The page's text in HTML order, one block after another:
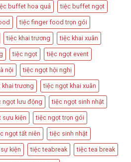
Kế
Bàn
Tiệc
Hấp
Dẫn
Dùng
Trong
Các
Sự
Kiện
Quan
Trọng
buffet hoa quả tiệc buffet ngọt
tiệc finger food trọn gói
tiệc khai trương tiệc khai xuân
tiệc ngọt tiệc ngọt event
nội tiệc ngọt hội nghị
trương tiệc ngọt khai xuân
ngọt lưu động tiệc ngọt sinh nhật
sựu kiện tiệc ngọt trọn gói
ngọt tất niên tiệc sinh nhật
kiện tiệc teabreak tiệc tea break